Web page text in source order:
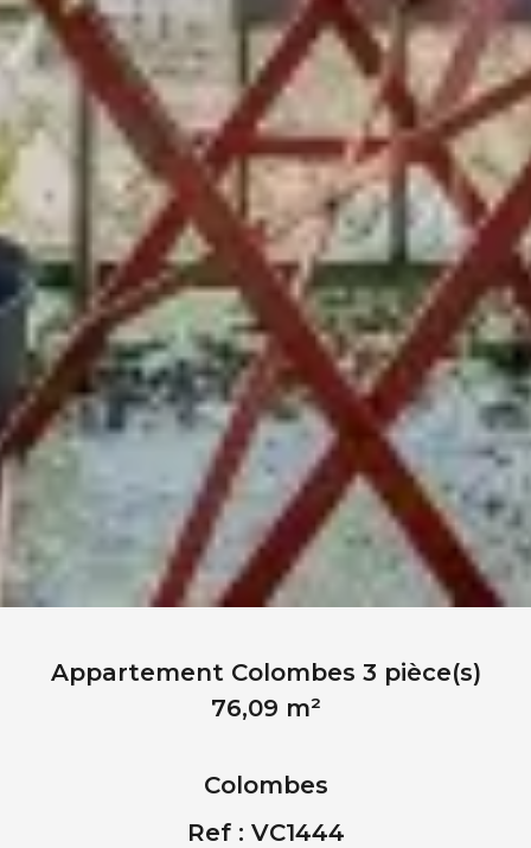
Appartement Colombes 3 pièce(s)
76,09 m²
Colombes
Ref : VC1444